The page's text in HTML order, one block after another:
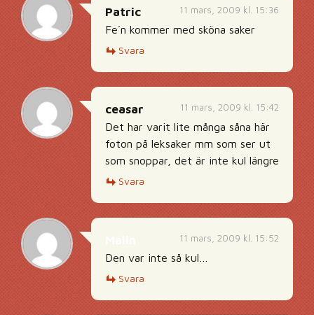
11 mars, 2009 kl. 15:36
Patric
Fe´n kommer med sköna saker
Svara
11 mars, 2009 kl. 15:42
ceasar
Det har varit lite många såna här
foton på leksaker mm som ser ut
som snoppar, det är inte kul längre
Svara
11 mars, 2009 kl. 15:52
Den var inte så kul…
Svara